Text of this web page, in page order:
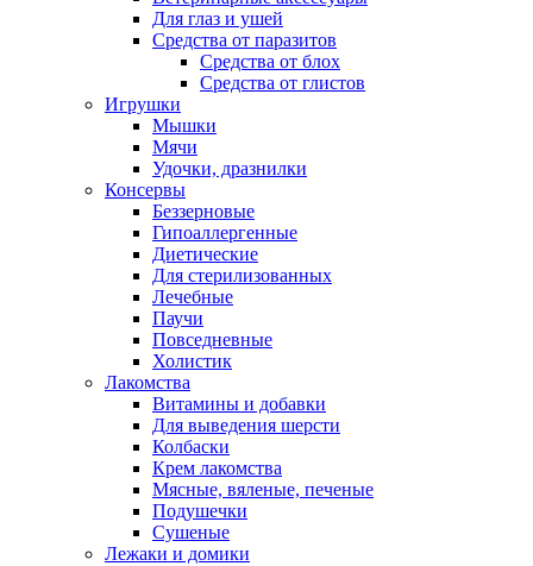
Для глаз и ушей
Средства от паразитов
Средства от блох
Средства от глистов
Игрушки
Мышки
Мячи
Удочки, дразнилки
Консервы
Беззерновые
Гипоаллергенные
Диетические
Для стерилизованных
Лечебные
Паучи
Повседневные
Холистик
Лакомства
Витамины и добавки
Для выведения шерсти
Колбаски
Крем лакомства
Мясные, вяленые, печеные
Подушечки
Сушеные
Лежаки и домики